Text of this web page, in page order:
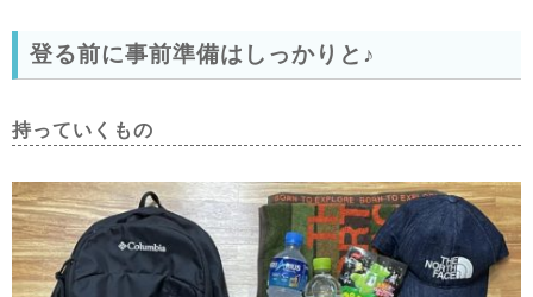
登る前に事前準備はしっかりと♪
持っていくもの